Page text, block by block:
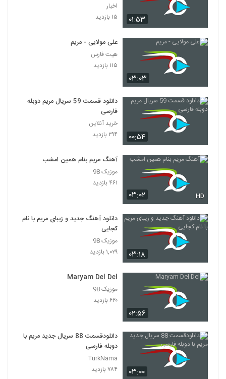
۰۱:۵۳
اخبار
۱۵ بازدید
۰۳:۰۳
علی مولایی - مریم
هیت فارس
۱۱۵ بازدید
۰۰:۵۴
دانلود قسمت 59 سریال مریم دوبله
فارسی
خرید آنلاین
۲۹۴ بازدید
۰۳:۰۲ HD
آهنگ مریم بنام همین امشب
موزیک 98
۴۶۱ بازدید
۰۳:۱۸
دانلود آهنگ جدید و زیبای مریم با نام
کجایی
موزیک 98
۱,۰۲۹ بازدید
۰۲:۵۶
Maryam Del Del
موزیک 98
۶۲۰ بازدید
۰۳:۰۰
دانلودقسمت 88 سریال جدید مریم با
دوبله فارسی
TurkNama
۷۸۴ بازدید